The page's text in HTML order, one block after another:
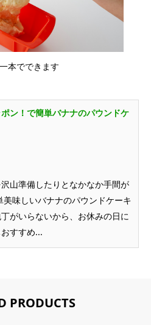
本でできます
ン！で簡単バナナのパウンドケ
山準備したりとなかなか手間が
味しいバナナのパウンドケーキ
がいらないから、お休みの日に
すすめ...
PRODUCTS